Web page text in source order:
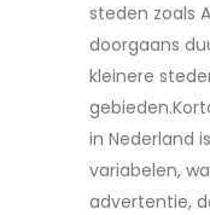
steden zoals
doorgaans
kleinere
in Nederland
variabelen,
advertentie,